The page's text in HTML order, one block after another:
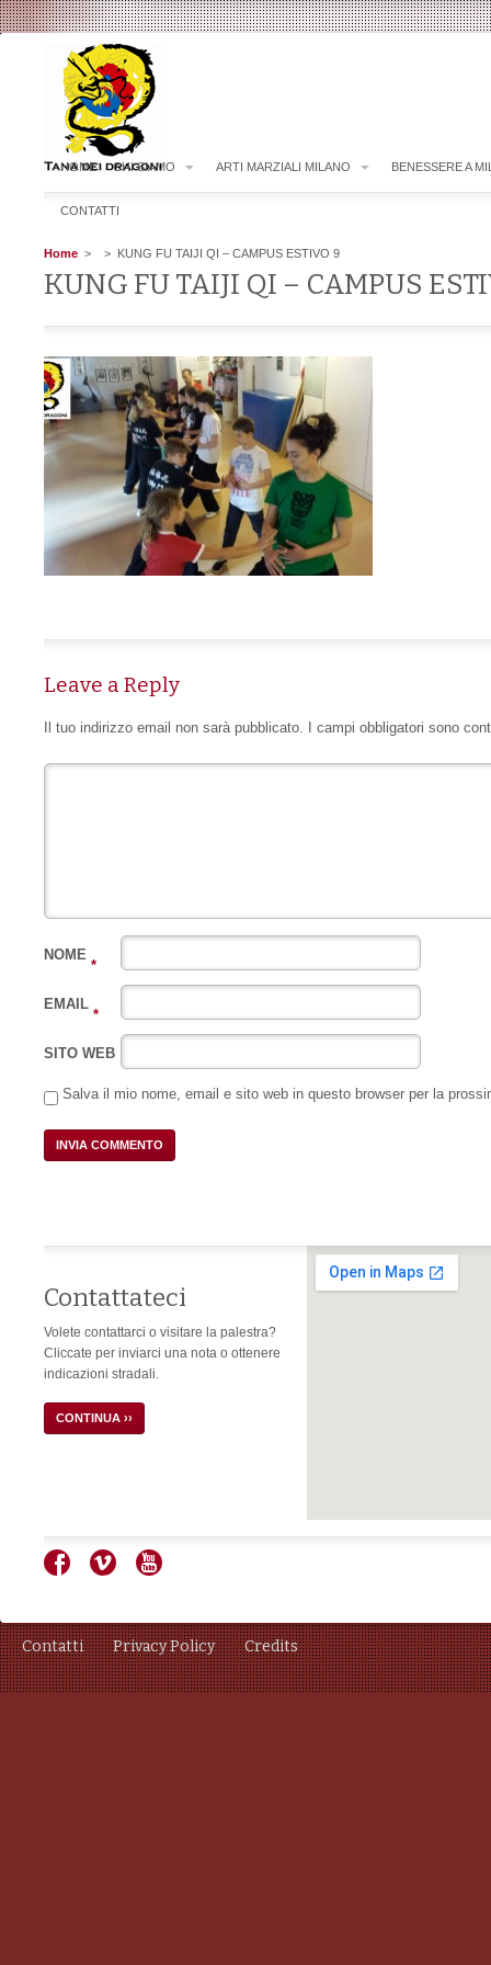
HOME CHI SIAMO ARTI MARZIALI MILANO BENESSERE A
CONTATTI
Home > > KUNG FU TAIJI QI – CAMPUS ESTIVO 9
KUNG FU TAIJI QI – CAMPUS
Leave a Reply
Il tuo indirizzo email non sarà pubblicato. I campi obbligatori sono
NOME
*
EMAIL
*
SITO WEB
Salva il mio nome, email e sito web in questo browser per la
Contattateci
Volete contattarci o visitare la palestra?
Cliccate per inviarci una nota o ottenere
indicazioni stradali.
CONTINUA ››
Contatti Privacy Policy Credits